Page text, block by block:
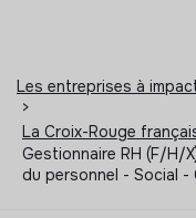
Les entreprises à
>
La Croix-Rouge
Gestionnaire RH (F/H/
du personnel - Social